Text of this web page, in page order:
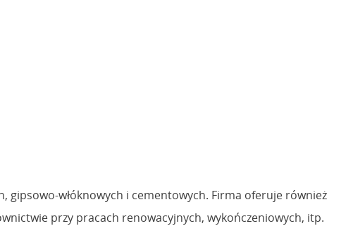
włóknowych i cementowych. Firma oferuje również
przy pracach renowacyjnych, wykończeniowych, itp.